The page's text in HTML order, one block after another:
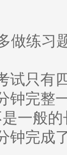
做练习
只有
钟完整
一般
钟完成了